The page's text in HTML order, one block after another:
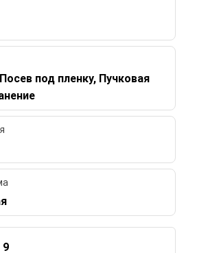
под пленку, Пучковая
9